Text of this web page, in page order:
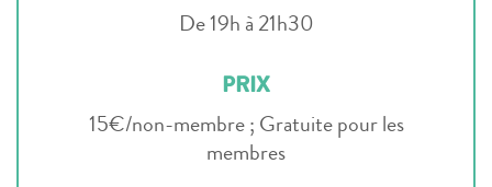
De 19h à 21h30
PRIX
15€/non-membre ; Gratuite pour les
membres